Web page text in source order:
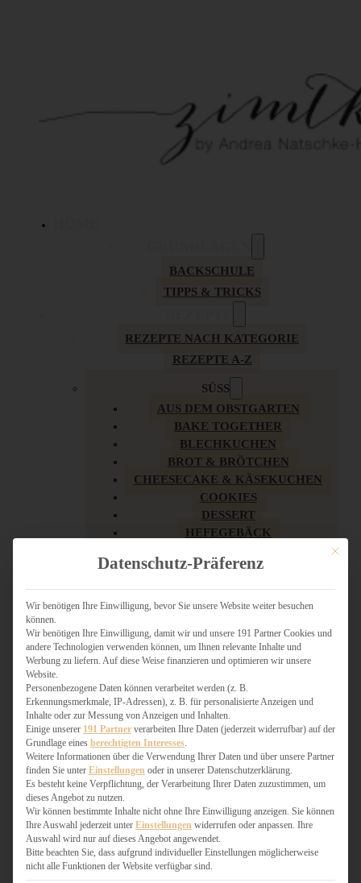
BACKSCHULE
TIPPS & TRICKS
REZEPTE NACH KATEGORIE
REZEPTE A-Z
SÜSS
AUS DEM OBSTGARTEN
BAKE TOGETHER
BLECHKUCHEN
BROT & BRÖTCHEN
CHEESECAKE & KÄSEKUCHEN
COOKIES
DESSERT
HEFEGEBÄCK
KUCHEN
LOW CARB & GESÜNDER
MY AMERICAN BAKERY
SCHOKOLADIGES
SÜSSES HAUPTGERICHT
TÖRTCHEN
VEGAN SÜSS
WEIHNACHTSBÄCKEREI
HERZHAFT
BURGER & SANDWICHES
FIX AUF DEM TISCH
FLEISCH & FISCH
GRILLEN / BARBECUE
Mit
Datenschutz-Präferenz
Wir benötigen Ihre Einwilligung, bevor Sie unsere Website weiter besuchen
können.
Wir benötigen Ihre Einwilligung, damit wir und unsere 191 Partner Cookies und
andere Technologien verwenden können, um Ihnen relevante Inhalte und
Werbung zu liefern. Auf diese Weise finanzieren und optimieren wir unsere
Website.
Personenbezogene Daten können verarbeitet werden (z. B.
Erkennungsmerkmale, IP-Adressen), z. B. für personalisierte Anzeigen und
Inhalte oder zur Messung von Anzeigen und Inhalten.
Einige unserer 191 Partner verarbeiten Ihre Daten (jederzeit widerrufbar) auf der
Grundlage eines berechtigten Interesses
Weitere Informationen über die Verwendung Ihrer Daten und über unsere Partner
finden Sie unter Einstellungen oder in unserer Datenschutzerklärung.
Es besteht keine Verpflichtung, der Verarbeitung Ihrer Daten zuzustimmen, um
dieses Angebot zu nutzen.
Wir können bestimmte Inhalte nicht ohne Ihre Einwilligung anzeigen. Sie können
Ihre Auswahl jederzeit unter Einstellungen widerrufen oder anpassen. Ihre
Auswahl wird nur auf dieses Angebot angewendet.
Bitte beachten Sie, dass aufgrund individueller Einstellungen möglicherweise
nicht alle Funktionen der Website verfügbar sind.